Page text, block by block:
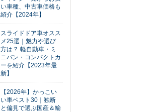
い車種、中古車価格も
紹介【2024年】
スライドドア車オスス
メ25選｜魅力や選び
方は？ 軽自動車・ミ
ニバン・コンパクトカ
ーを紹介【2023年最
新】
【2026年】かっこい
い車ベスト30｜独断
と偏見で選ぶ国産＆輸